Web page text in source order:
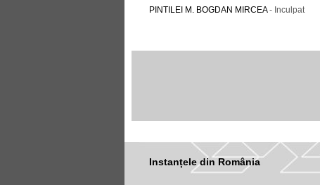
PINTILEI M. BOGDAN MIRCEA- Inculpat
Instanțele din România